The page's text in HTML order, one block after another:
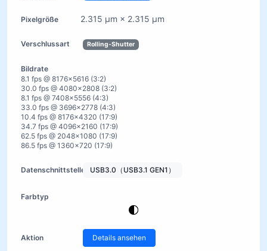
2.315 µm × 2.315 µm
Rolling-Shutter
8.1 fps @ 8176×5616 (3:2)
30.0 fps @ 4080×2808 (3:2)
8.1 fps @ 7408×5556 (4:3)
33.0 fps @ 3696×2778 (4:3)
10.4 fps @ 8176×4320 (17:9)
34.7 fps @ 4096×2160 (17:9)
62.5 fps @ 2048×1080 (17:9)
86.5 fps @ 1360×720 (17:9)
USB3.0（USB3.1 GEN1）
Details ansehen